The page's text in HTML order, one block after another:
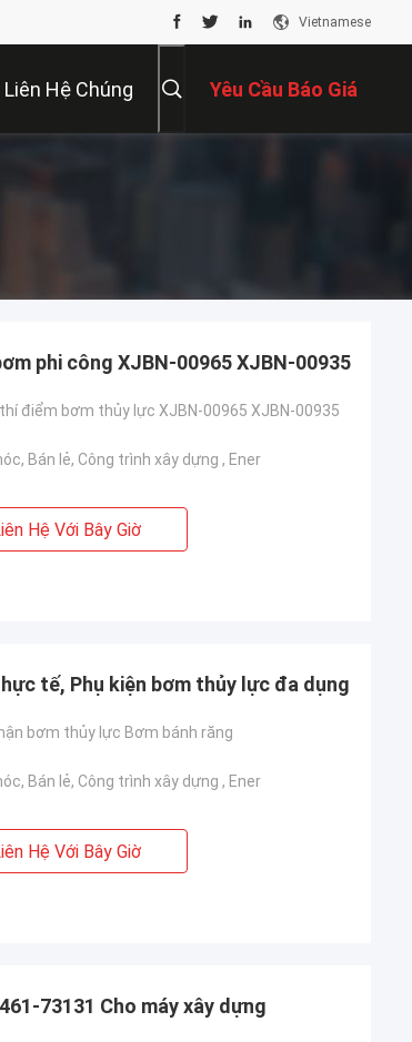
Vietnamese
Liên Hệ Chúng Yêu Cầu Báo Giá
phi công XJBN-00965 XJBN-00935
điểm bơm thủy lực XJBN-00965 XJBN-00935
Bán lẻ, Công trình xây dựng , Ener
Hệ Với Bây Giờ
tế, Phụ kiện bơm thủy lực đa dụng
bơm thủy lực Bơm bánh răng
Bán lẻ, Công trình xây dựng , Ener
Hệ Với Bây Giờ
73131 Cho máy xây dựng